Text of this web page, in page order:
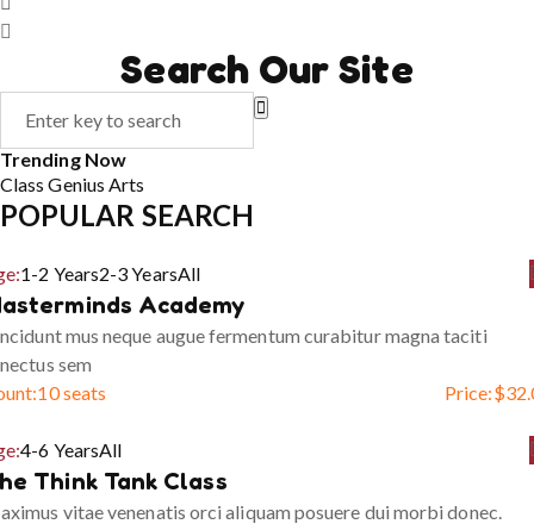
Search Our Site
Trending Now
ClassGeniusArts
POPULAR SEARCH
1-2 Years2-3 YearsAll
Academy
mus neque augue fermentum curabitur magna taciti
sem
10 seats Price:$
4-6 YearsAll
Think Tank Class
vitae venenatis orci aliquam posuere dui morbi donec.